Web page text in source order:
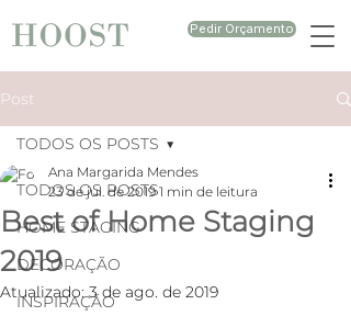
Pedir Orçamento
Post
TODOS OS POSTS
HOME STAGING
DECORAÇÃO
INSPIRAÇÃO
TODOS OS POSTS
Best of Home Staging
2019
Ana Margarida Mendes
23 de jul. de 2019 1 min de leitura
Atualizado:3 de ago. de 2019